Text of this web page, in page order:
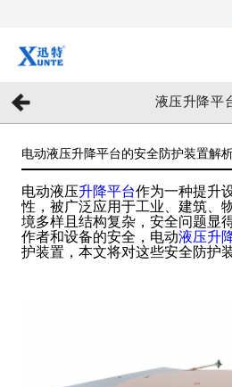
液压升降平
电动液压升降平台的安全防护装置解
电动液压升降平台作为一种提升
性，被广泛应用于工业、建筑、
境多样且结构复杂，安全问题显
作者和设备的安全，电动液压升
护装置，本文将对这些安全防护